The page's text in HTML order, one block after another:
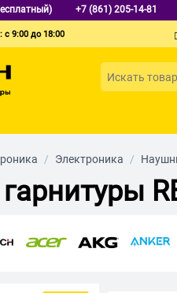
+7 (861) 205-14-81
с 9:00 до 18:00
/ Электроника /